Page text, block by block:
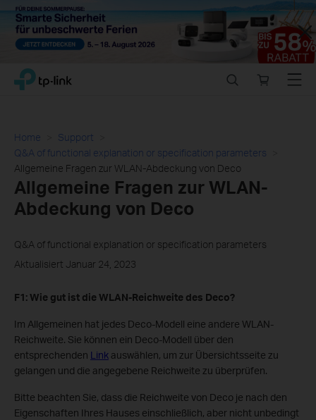
Close
Click
navigation
TP-Link, Reliably Smart
store
Menu
Home
Support
Q&A of functional explanation or specification parameters
Allgemeine Fragen zur WLAN-Abdeckung von Deco
Allgemeine Fragen zur WLAN-
Abdeckung von Deco
Q&A of functional explanation or specification parameters
Aktualisiert Januar 24, 2023
F1: Wie gut ist die WLAN-Reichweite des Deco?
Im Allgemeinen hat jedes Deco-Modell eine andere WLAN-
Reichweite. Sie können ein Deco-Modell über den
entsprechenden Link auswählen, um zur Übersichtsseite zu
gelangen und die angegebene Reichweite zu überprüfen.
Bitte beachten Sie, dass die Reichweite von Deco je nach den
Eigenschaften Ihres Hauses einschließlich, aber nicht unbedingt